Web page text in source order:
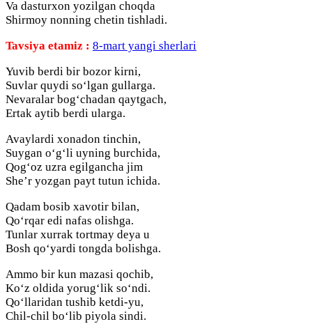
Va dasturxon yozilgan choqda
Shirmoy nonning chetin tishladi.
Tavsiya etamiz : 8-mart yangi sherlari
Yuvib berdi bir bozor kirni,
Suvlar quydi so‘lgan gullarga.
Nevaralar bog‘chadan qaytgach,
Ertak aytib berdi ularga.
Avaylardi xonadon tinchin,
Suygan o‘g‘li uyning burchida,
Qog‘oz uzra egilgancha jim
She’r yozgan payt tutun ichida.
Qadam bosib xavotir bilan,
Qo‘rqar edi nafas olishga.
Tunlar xurrak tortmay deya u
Bosh qo‘yardi tongda bolishga.
Ammo bir kun mazasi qochib,
Ko‘z oldida yorug‘lik so‘ndi.
Qo‘llaridan tushib ketdi-yu,
Chil-chil bo‘lib piyola sindi.